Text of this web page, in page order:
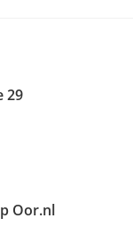
29
Oor.nl